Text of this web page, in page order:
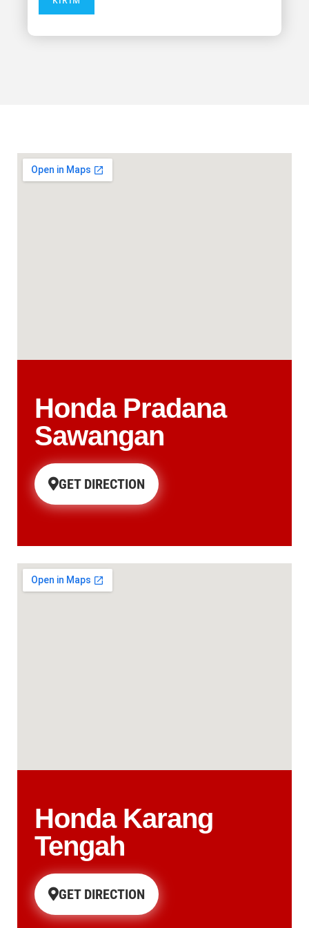
Honda Pradana
Sawangan
GET DIRECTION
Honda Karang
Tengah
GET DIRECTION